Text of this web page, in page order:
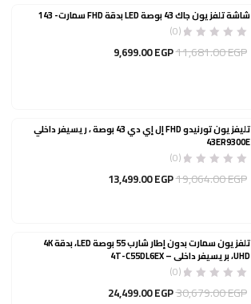
شاشة تلفزيون جاك 43 بوصة LED بدقة FHD سمارت- 143
(0)
11,681.00EGP
9,699.00EGP
تليفزيون تورنيدو FHD إل إي دي 43 بوصة ، ريسيفر داخلي
43ER9300E
(0)
19,064.00EGP
13,499.00EGP
تلفزيون سمارت بدون إطار شارب 55 بوصة LED، بدقة 4K
UHD، بريسيفر داخلي – 4T-C55DL6EX
(0)
30,679.00EGP
24,499.00EGP